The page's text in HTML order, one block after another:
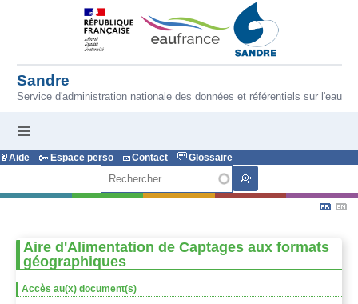
Aller au contenu principal
Sandre
Service d'administration nationale des données et référentiels sur l'eau
Aide Espace perso Contact
Glossaire
Aire d'Alimentation de Captages aux formats
géographiques
Accès au(x) document(s)